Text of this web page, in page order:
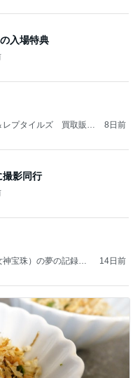
入場特典
レプタイルズ 買取販売
8日前
撮影同行
宝珠）の夢の記録
14日前